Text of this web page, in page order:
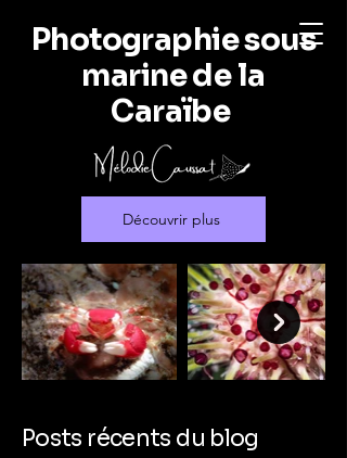
Photographie sous
marine de la
Caraïbe
Découvrir plus
Posts récents du blog